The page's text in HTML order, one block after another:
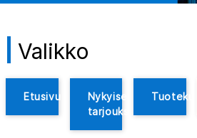
Valikko
Etusivu
Nykyiset
tarjoukset